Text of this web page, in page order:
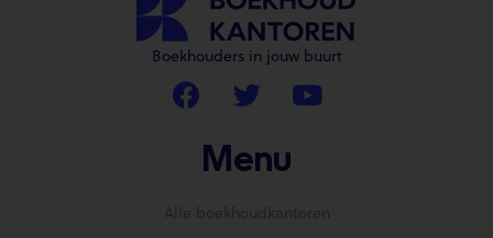
Boekhouders in jouw buurt
Menu
Alle boekhoudkantoren